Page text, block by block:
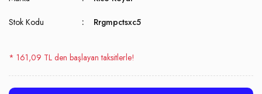
Stok Kodu Rrgmpctsxc5
* 161,09 TL den başlayan taksitlerle!